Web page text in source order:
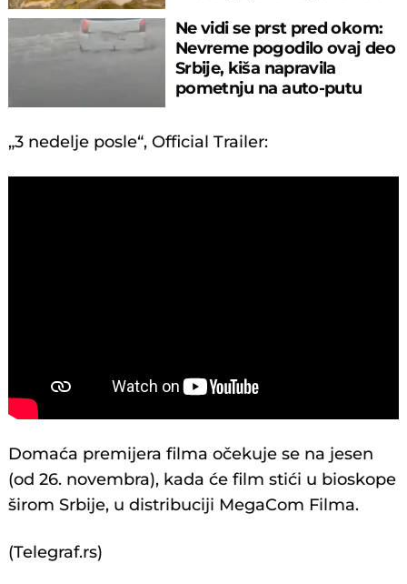
Ne vidi se prst pred okom:
Nevreme pogodilo ovaj deo
Srbije, kiša napravila
pometnju na auto-putu
„3 nedelje posle“, Official Trailer:
Domaća premijera filma očekuje se na jesen
(od 26. novembra), kada će film stići u bioskope
širom Srbije, u distribuciji MegaCom Filma.
(Telegraf.rs)